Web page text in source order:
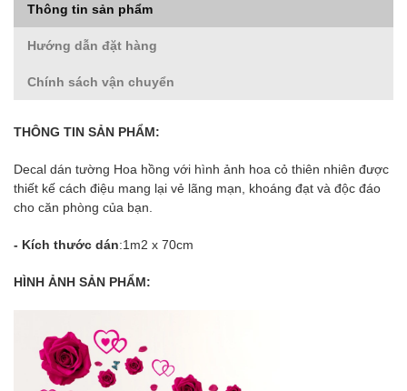
Thông tin sản phẩm
Hướng dẫn đặt hàng
Chính sách vận chuyển
THÔNG TIN SẢN PHẨM:
Decal dán tường Hoa hồng với hình ảnh hoa cỏ thiên nhiên được
thiết kế cách điệu mang lại vẻ lãng mạn, khoáng đạt và độc đáo
cho căn phòng của bạn.
- Kích thước dán:1m2 x 70cm
HÌNH ẢNH SẢN PHẨM: